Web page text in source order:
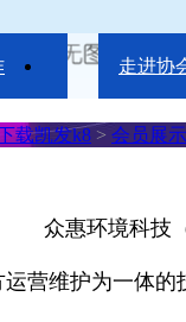
走进协
载凯发k8 > 会员展示
众惠环境科技
运营维护为一体的